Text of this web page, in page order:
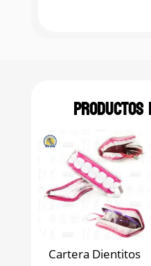
Cartera Dientitos